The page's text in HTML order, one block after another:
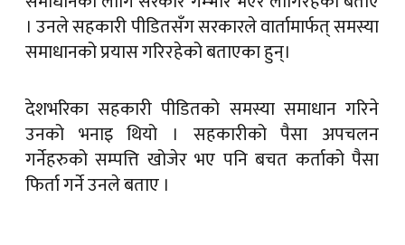
। उनले सहकारी पीडितसँग सरकारले वार्तामार्फत् समस्या
समाधानको प्रयास गरिरहेको बताएका हुन्।
देशभरिका सहकारी पीडितको समस्या समाधान गरिने
उनको भनाइ थियो । सहकारीको पैसा अपचलन
गर्नेहरुको सम्पत्ति खोजेर भए पनि बचत कर्ताको पैसा
फिर्ता गर्ने उनले बताए ।